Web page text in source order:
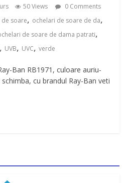
50 Views
0 Comments
soare, ochelari de soare de da,
de soare de dama patrati,
, UVB, UVC,verde
Ban RB1971, culoare auriu-
cu brandul Ray-Ban veti